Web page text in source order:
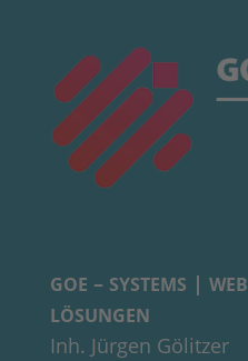
GOE – SYSTEMS | WEB
LÖSUNGEN
Inh. Jürgen Gölitzer